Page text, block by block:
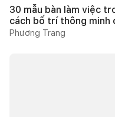
30 mẫu bàn làm việc
cách bố trí thông minh
Phương Trang